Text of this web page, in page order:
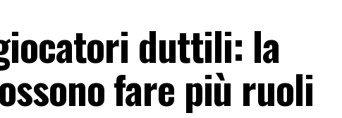
duttili: la
fare più ruoli